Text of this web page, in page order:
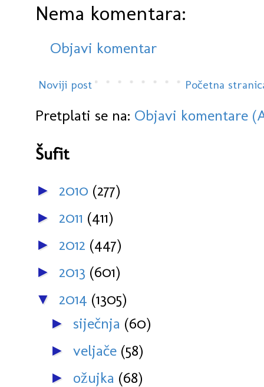
Nema komentara:
Objavi komentar
Noviji post Početna
Pretplati se na: Objavi komentare
Šufit
► 2010 (277)
► 2011 (411)
► 2012 (447)
► 2013 (601)
▼ 2014 (1305)
► siječnja (60)
► veljače (58)
► ožujka (68)